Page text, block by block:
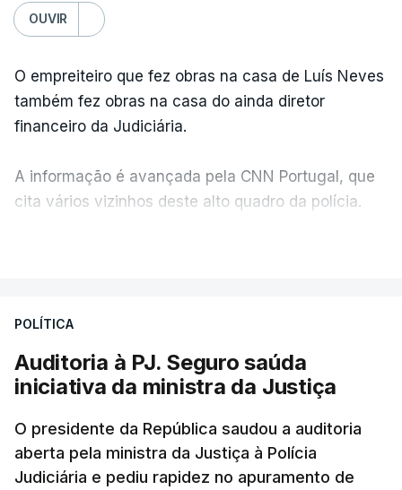
OUVIR
O empreiteiro que fez obras na casa de Luís Neves
também fez obras na casa do ainda diretor
financeiro da Judiciária.
A informação é avançada pela CNN Portugal, que
cita vários vizinhos deste alto quadro da polícia.
apreendido numa operação de droga.
POLÍTICA
Auditoria à PJ. Seguro saúda
iniciativa da ministra da Justiça
O presidente da República saudou a auditoria
aberta pela ministra da Justiça à Polícia
Judiciária e pediu rapidez no apuramento de